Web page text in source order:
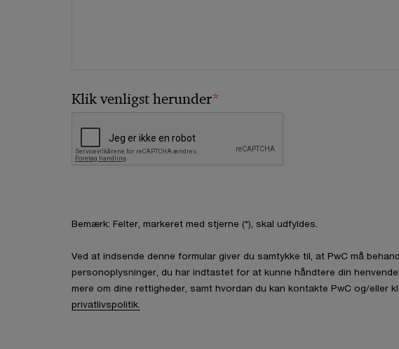
Klik venligst herunder*
Bemærk: Felter, markeret med stjerne (*), skal udfyldes.
Ved at indsende denne formular giver du samtykke til, at PwC må
personoplysninger, du har indtastet for at kunne håndtere din
mere om dine rettigheder, samt hvordan du kan kontakte PwC og/eller
privatlivspolitik.